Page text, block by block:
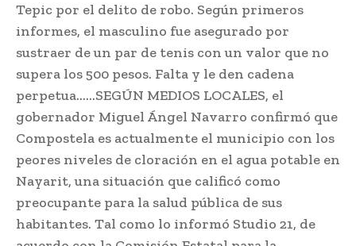
Tepic por el delito de robo. Según primeros
informes, el masculino fue asegurado por
sustraer de un par de tenis con un valor que no
supera los 500 pesos. Falta y le den cadena
perpetua……SEGÚN MEDIOS LOCALES, el
gobernador Miguel Ángel Navarro confirmó que
Compostela es actualmente el municipio con los
peores niveles de cloración en el agua potable en
Nayarit, una situación que calificó como
preocupante para la salud pública de sus
habitantes. Tal como lo informó Studio 21, de